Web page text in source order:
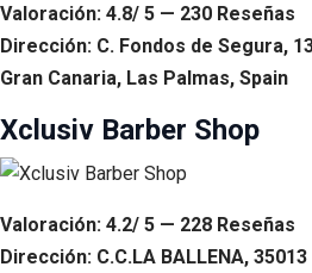
Valoración: 4.8/ 5 — 230 Reseñas
Dirección: C. Fondos de Segura,
Gran Canaria, Las Palmas, Spain
Xclusiv Barber Shop
Valoración: 4.2/ 5 — 228 Reseñas
Dirección: C.C.LA BALLENA,